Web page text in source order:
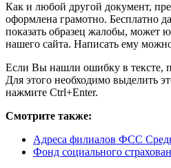
Как и любой другой документ,
оформлена грамотно. Бесплатно
показать образец жалобы, может
нашего сайта. Написать ему
Если Вы нашли ошибку в тексте,
Для этого необходимо выделить
нажмите Ctrl+Enter.
Смотрите также:
Адреса филиалов ФСС
Фонд социального